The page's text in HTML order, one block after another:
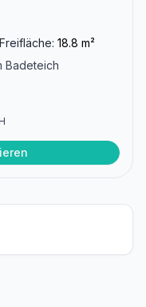
Freifläche: 18.8 m²
Badeteich